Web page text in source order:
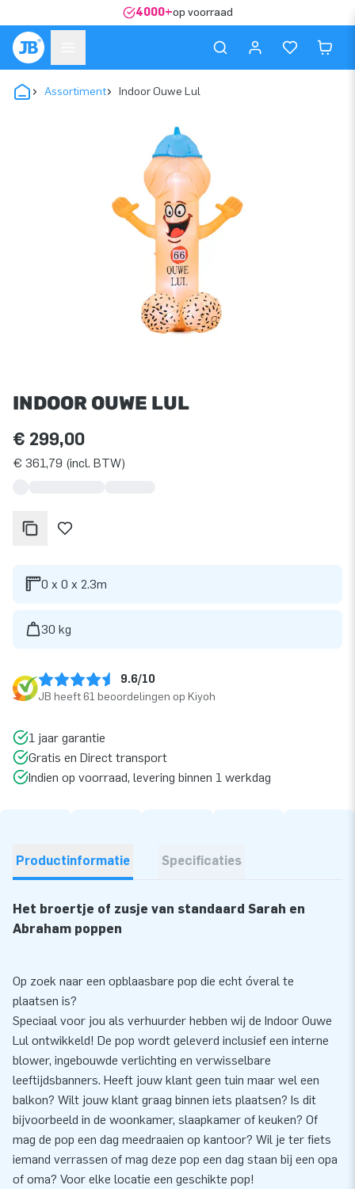
4000+op voorraad
Assortiment Indoor Ouwe Lul
INDOOR OUWE LUL
€ 299,00
€ 361,79 (incl. BTW)
0 x 0 x 2.3m
30 kg
9.6/10
JB heeft 61 beoordelingen op Kiyoh
1 jaar garantie
Gratis en Direct transport
Indien op voorraad, levering binnen 1 werkdag
Productinformatie Specificaties
Het broertje of zusje van standaard Sarah en
Abraham poppen
Op zoek naar een opblaasbare pop die echt óveral te
plaatsen is?
Speciaal voor jou als verhuurder hebben wij de Indoor Ouwe
Lul ontwikkeld! De pop wordt geleverd inclusief een interne
blower, ingebouwde verlichting en verwisselbare
leeftijdsbanners. Heeft jouw klant geen tuin maar wel een
balkon? Wilt jouw klant graag binnen iets plaatsen? Is dit
bijvoorbeeld in de woonkamer, slaapkamer of keuken? Of
mag de pop een dag meedraaien op kantoor? Wil je ter fiets
iemand verrassen of mag deze pop een dag staan bij een opa
of oma? Voor elke locatie een geschikte pop!